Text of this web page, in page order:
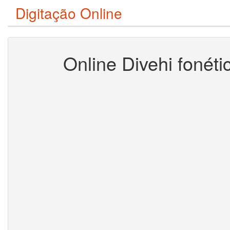
Digitação Online
Online Divehi